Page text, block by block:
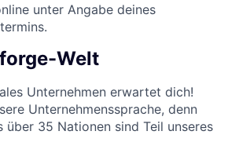
unter Angabe deines
Welt
Unternehmen erwartet dich!
Unternehmenssprache, denn
über 35 Nationen sind Teil unseres